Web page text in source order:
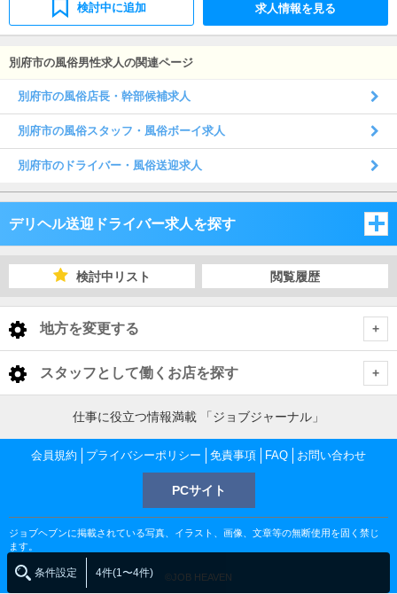
検討中に追加 求人情報を見る
条件設定 4件(1〜4件)
別府市の風俗男性求人の関連ページ
別府市の風俗店長・幹部候補求人
別府市の風俗スタッフ・風俗ボーイ求人
別府市のドライバー・風俗送迎求人
デリヘル送迎ドライバー求人を探す
福岡県
福岡市 デリヘル送迎ドライバー
福岡 デリヘル送迎ドライバー
中洲 デリヘル送迎ドライバー
北九州
北九州 デリヘル送迎ドライバー
小倉・黒崎・飯塚 デリヘル送迎ドライバー
久留米 デリヘル送迎ドライバー
久留米市 デリヘル送迎ドライバー
柳川・大牟田
柳川・大牟田 デリヘル送迎ドライバー
佐賀市
佐賀市 デリヘル送迎ドライバー
佐賀市 デリヘル送迎ドライバー
嬉野・武雄・小城 デリヘル送迎ドライバー
嬉野市 デリヘル送迎ドライバー
長崎県 デリヘル送迎ドライバー
長崎市 デリヘル送迎ドライバー
長崎市 デリヘル送迎ドライバー
佐世保市
佐世保市 デリヘル送迎ドライバー
大分県 デリヘル送迎ドライバー
大分市
大分市 デリヘル送迎ドライバー
別府市
熊本県 デリヘル送迎ドライバー
熊本市
鹿児島県
鹿児島県 デリヘル送迎ドライバー
検討中リスト 閲覧履歴
地方を変更する
< 全国トップ
北海道 男性高収入
東北 男性高収入
南関東 男性高収入
甲信越 男性高収入
北関東 男性高収入
東京 男性高収入
スタッフとして働くお店を探す
福岡県
福岡 男性高収入
久留米 男性高収入
北九州 男性高収入
春吉 男性高収入
佐賀県
熊本県
熊本 男性高収入
仕事に役立つ情報満載 「ジョブジャーナル」
会員規約 プライバシーポリシー 免責事項 FAQ お問い合わせ
PCサイト
ジョブヘブンに掲載されている写真、イラスト、画像、文章等の無断使用を固く禁じ
ます。
©JOB HEAVEN